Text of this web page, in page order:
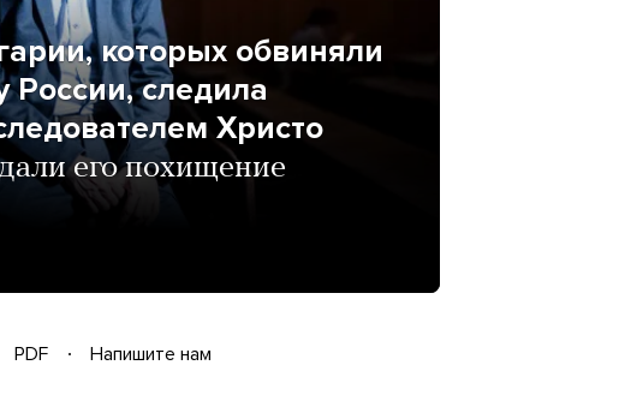
которых обвиняли
следила
Христо
его похищение
PDF
Напишите нам